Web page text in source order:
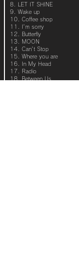
8. LET IT SHINE
9. Wake up
10. Coffee shop
11. I'm sorry
12. Butterfly
13. MOON
14. Can't Stop
15. Where you are
16. In My Head
17. Radio
18. Between Us